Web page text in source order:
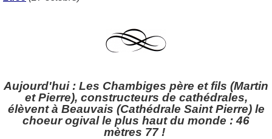
Aujourd'hui : Les Chambiges père et fils (Martin
et Pierre), constructeurs de cathédrales,
élèvent à Beauvais (Cathédrale Saint Pierre) le
choeur ogival le plus haut du monde : 46
mètres 77 !